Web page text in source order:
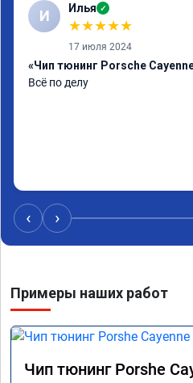
И Илья ✓
★★★★★
17 июля 2024
«Чип тюнинг Porsche
Всё по делу
‹ ›
Примеры наших работ
Чип тюнинг Porshe